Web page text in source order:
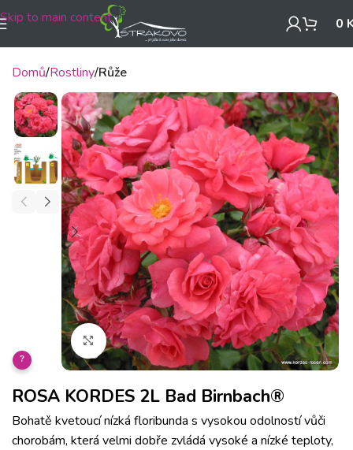
Skip to main content 0
Domů Rostliny Růže
Klikněte pro zvětšení
?
ROSA KORDES 2L Bad Birnbach®
Bohatě kvetoucí nízká floribunda s vysokou odolností vůči
chorobám, která velmi dobře zvládá vysoké a nízké teploty,